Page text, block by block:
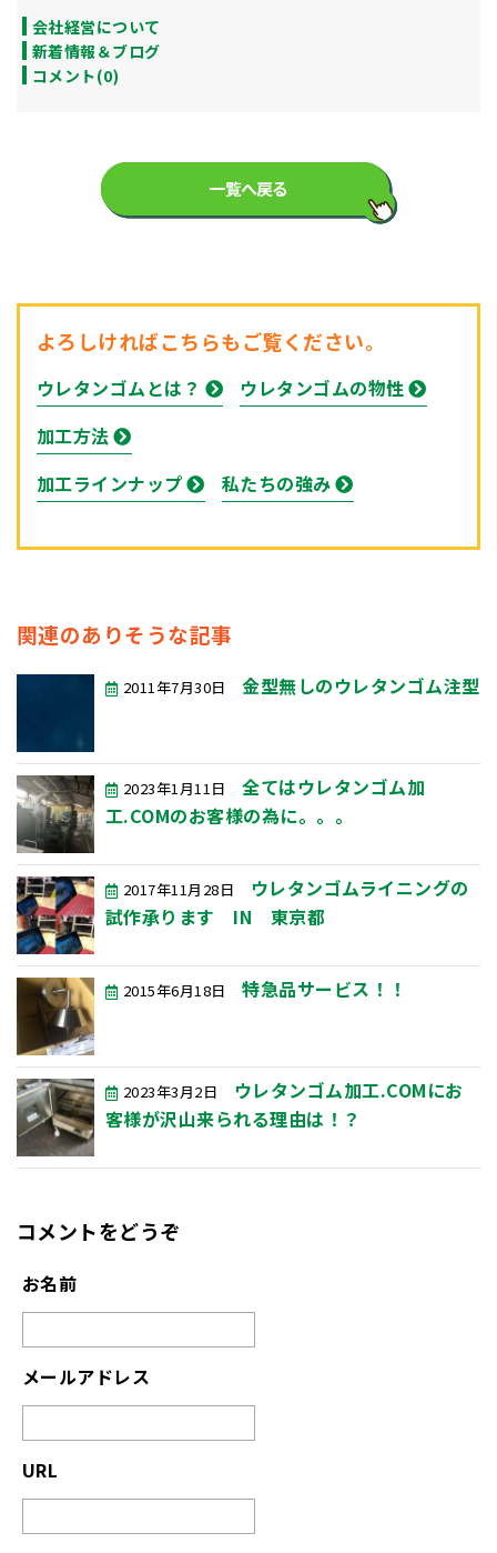
会社経営について
新着情報＆ブログ
コメント(0)
一覧へ戻る
よろしければこちらもご覧ください。
ウレタンゴムとは？
ウレタンゴムの物性
加工方法
加工ラインナップ
私たちの強み
関連のありそうな記事
2011年7月30日 金型無しのウレタンゴム注型
2023年1月11日
全てはウレタンゴム加
工.COMのお客様の為に。。。
2017年11月28日
ウレタンゴムライニングの
試作承ります IN 東京都
2015年6月18日 特急品サービス！！
2023年3月2日
ウレタンゴム加工.COMにお
客様が沢山来られる理由は！？
コメントをどうぞ
お名前
メールアドレス
URL